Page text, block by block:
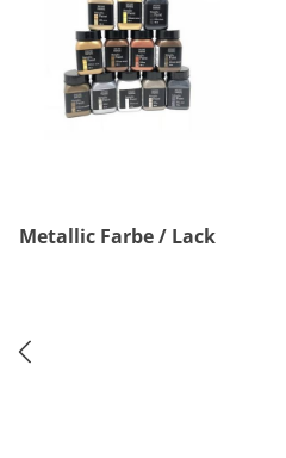
Metallic Farbe / Lack